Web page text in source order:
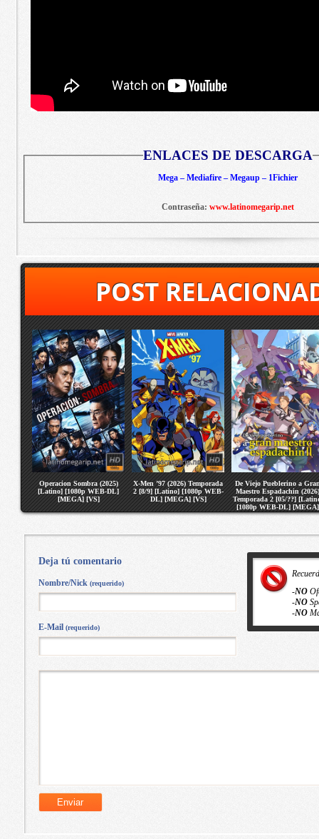
ENLACES DE DESCARGA
Mega – Mediafire – Megaup – 1Fichier
Contraseña: www.latinomegarip.net
POST
Operacion Sombra (2025)
[Latino] [1080p WEB-DL]
[MEGA] [VS]
X-Men ’97 (2026) Temporada
2 [8/9] [Latino] [1080p WEB-
DL] [MEGA] [VS]
De Viejo Pueblerino a
Maestro Espadachin (2026)
Temporada 2 [05/??]
[1080p WEB-DL] [MEGA]
[VS]
-NO
-NO
-NO
Deja tú comentario
Nombre/Nick (requerido)
E-Mail (requerido)